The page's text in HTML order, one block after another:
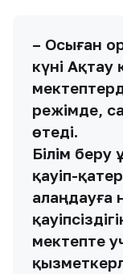
– Осыған
күні
режімде,
өтеді.
Білім
қауіп-
алаңдауға
мектепте